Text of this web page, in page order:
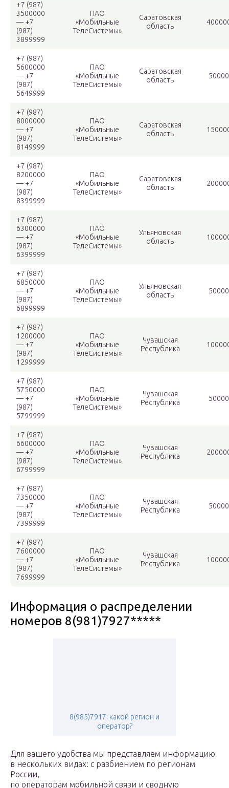
+7 (987)
3500000
— +7
(987)
3899999
ПАО
«Мобильные
ТелеСистемы»
Саратовская
область
+7 (987)
5600000
— +7
(987)
5649999
ПАО
«Мобильные
ТелеСистемы»
Саратовская
область
50000
+7 (987)
8000000
— +7
(987)
8149999
ПАО
«Мобильные
ТелеСистемы»
Саратовская
область
+7 (987)
8200000
— +7
(987)
8399999
ПАО
«Мобильные
ТелеСистемы»
Саратовская
область
+7 (987)
6300000
— +7
(987)
6399999
ПАО
«Мобильные
ТелеСистемы»
Ульяновская
область
+7 (987)
6850000
— +7
(987)
6899999
ПАО
«Мобильные
ТелеСистемы»
Ульяновская
область
50000
+7 (987)
1200000
— +7
(987)
1299999
ПАО
«Мобильные
ТелеСистемы»
Чувашская
Республика
+7 (987)
5750000
— +7
(987)
5799999
ПАО
«Мобильные
ТелеСистемы»
Чувашская
Республика
50000
+7 (987)
6600000
— +7
(987)
6799999
ПАО
«Мобильные
ТелеСистемы»
Чувашская
Республика
+7 (987)
7350000
— +7
(987)
7399999
ПАО
«Мобильные
ТелеСистемы»
Чувашская
Республика
50000
+7 (987)
7600000
— +7
(987)
7699999
ПАО
«Мобильные
ТелеСистемы»
Чувашская
Республика
Информация о распределении
номеров 8(981)7927*****
8(985)7917: какой регион и
оператор?
Для вашего удобства мы представляем информацию
в нескольких видах: с разбиением по регионам
России,
по операторам мобильной связи и сводную